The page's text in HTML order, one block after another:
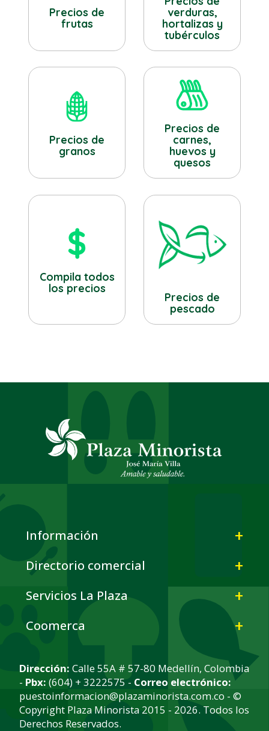
Precios de
frutas
verduras,
hortalizas y
tubérculos
Precios de
granos
Precios de
carnes,
huevos y
quesos
Compila todos
los precios
Precios de
pescado
Información
Directorio comercial
Servicios La Plaza
Coomerca
Dirección: Calle 55A # 57-80 Medellín, Colombia
- Pbx: (604) + 3222575 - Correo electrónico:
puestoinformacion@plazaminorista.com.co - ©
Copyright Plaza Minorista 2015 - 2026. Todos los
Derechos Reservados.